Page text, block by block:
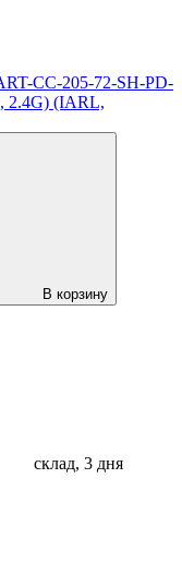
CC-205-72-SH-PD-
2.4G) (IARL,
В корзину
склад, 3 дня